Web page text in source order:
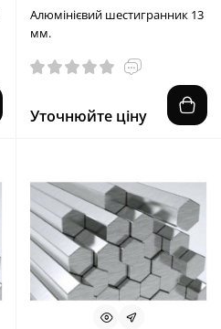
Алюмінієвий шестигранник 13
мм.
Уточнюйте ціну